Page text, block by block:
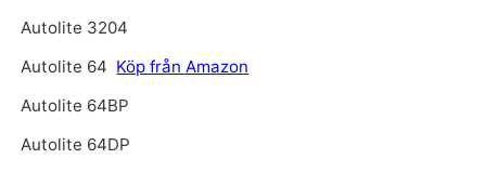
Autolite 3204
Autolite 64 Köp från Amazon
Autolite 64BP
Autolite 64DP